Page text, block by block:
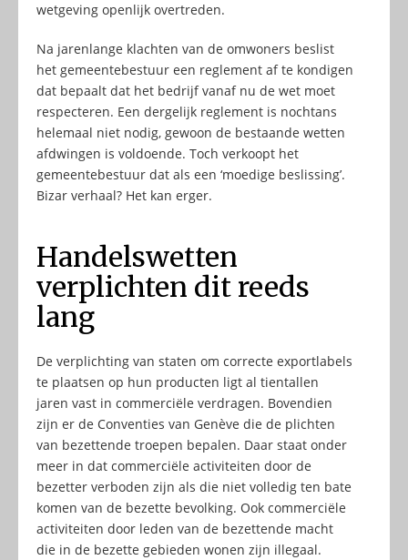
wetgeving openlijk overtreden.
Na jarenlange klachten van de omwoners beslist
het gemeentebestuur een reglement af te kondigen
dat bepaalt dat het bedrijf vanaf nu de wet moet
respecteren. Een dergelijk reglement is nochtans
helemaal niet nodig, gewoon de bestaande wetten
afdwingen is voldoende. Toch verkoopt het
gemeentebestuur dat als een ‘moedige beslissing’.
Bizar verhaal? Het kan erger.
Handelswetten
verplichten dit reeds
lang
De verplichting van staten om correcte exportlabels
te plaatsen op hun producten ligt al tientallen
jaren vast in commerciële verdragen. Bovendien
zijn er de Conventies van Genève die de plichten
van bezettende troepen bepalen. Daar staat onder
meer in dat commerciële activiteiten door de
bezetter verboden zijn als die niet volledig ten bate
komen van de bezette bevolking. Ook commerciële
activiteiten door leden van de bezettende macht
die in de bezette gebieden wonen zijn illegaal.